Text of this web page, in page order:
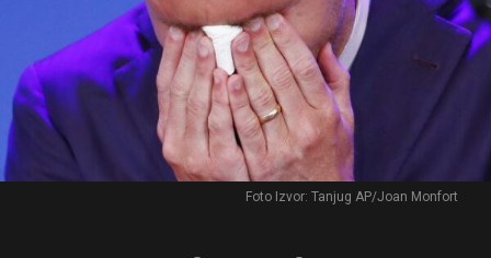
Foto Izvor: Tanjug AP/Joan Monfort